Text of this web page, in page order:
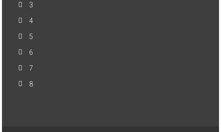
3
4
5
6
7
8